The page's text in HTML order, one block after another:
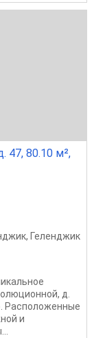
47, 80.10 м²,
, Геленджик
д.
Расположенные
и